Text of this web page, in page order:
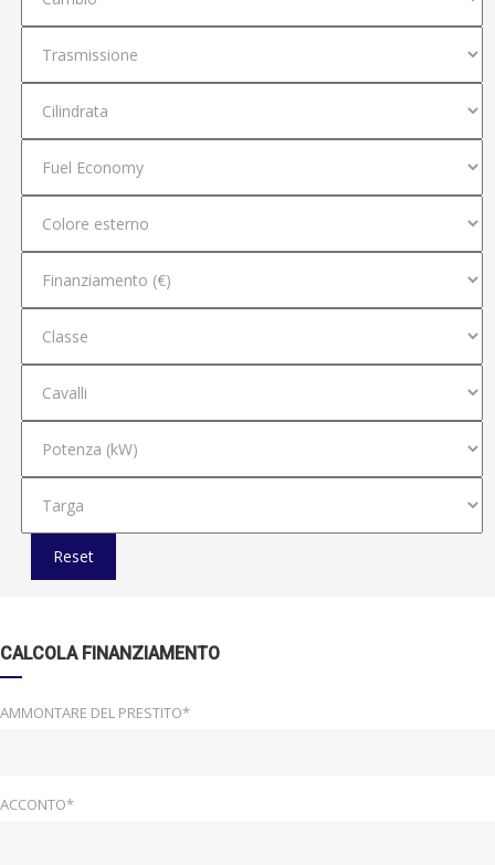
Reset
CALCOLA FINANZIAMENTO
AMMONTARE DEL PRESTITO*
ACCONTO*